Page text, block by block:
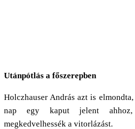
Utánpótlás a főszerepben
Holczhauser András azt is
nap egy kaput jelent
megkedvelhessék a vitorlázást.